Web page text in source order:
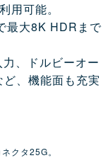
用可能。
最大8K HDRまで
、ドルビーオー
、機能面も充実
クタ25G。